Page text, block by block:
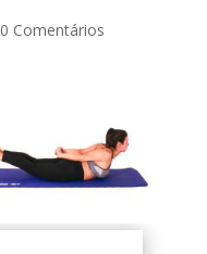
0 Comentários